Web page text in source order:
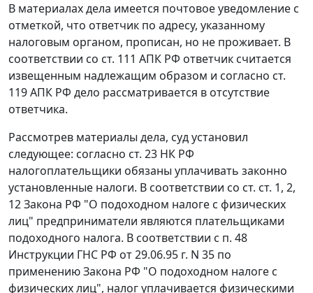
В материалах дела имеется почтовое уведомление с
отметкой, что ответчик по адресу, указанному
налоговым органом, прописан, но не проживает. В
соответствии со ст. 111 АПК РФ ответчик считается
извещенным надлежащим образом и согласно ст.
119АПК РФ дело рассматривается в отсутствие
ответчика.
Рассмотрев материалы дела, суд установил
следующее: согласно ст. 23 НК РФ
налогоплательщики обязаны уплачивать законно
установленные налоги. В соответствии со ст. ст. 1, 2,
12Закона РФ "О подоходном налоге с физических
лиц" предприниматели являются плательщиками
подоходного налога. В соответствии с п. 48
Инструкции ГНС РФ от 29.06.95 г. N 35 по
применениюЗакона РФ "О подоходном налоге с
физических лиц", налог уплачивается физическими